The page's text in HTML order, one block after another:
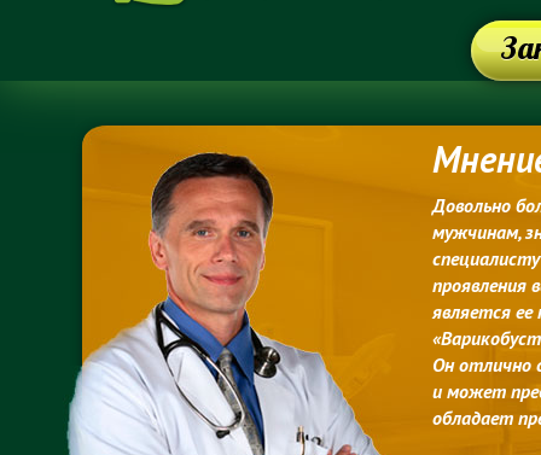
Довольно
мужчинам,
проявления
является
Он отлично
и может
обладает